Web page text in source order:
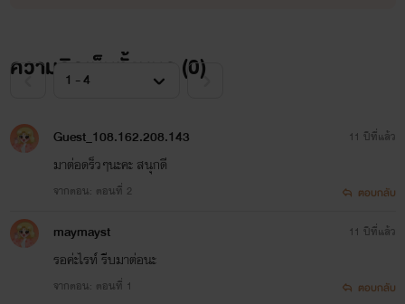
ความคิดเห็นทั้งหมด (0)
Guest_108.162.208.143
มาต่อดร็วๆนะคะ สนุกดี
จากตอน: ตอนที่ 2
11 ปีที่แล้ว
ตอบกลับ
maymayst
รอค่ะไรท์ รีบมาต่อนะ
จากตอน: ตอนที่ 1
11 ปีที่แล้ว
ตอบกลับ